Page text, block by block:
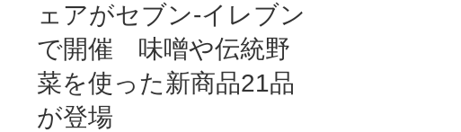
ェアがセブン-イレブン
で開催 味噌や伝統野
菜を使った新商品21品
が登場